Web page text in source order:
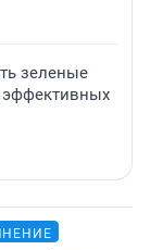
зеленые